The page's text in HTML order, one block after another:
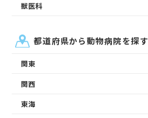
獣医科
都道府県から動物病院を探す
関東
関西
東海